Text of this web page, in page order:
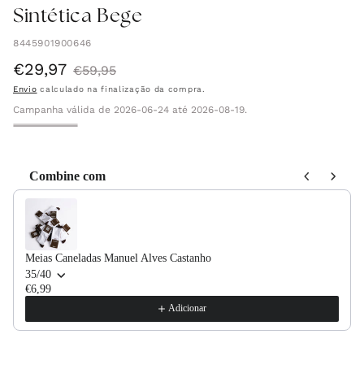
Sintética Bege
8445901900646
Preço
de
saldo
€29,97 Preço
normal
€59,95
Envio calculado na finalização da compra.
Campanha válida de 2026-06-24 até 2026-08-19.
Combine com
Use the Previous and Next buttons to navigate through product recommendations, or scroll horizontally to
Meias Caneladas Manuel Alves Castanho
35/40
€6,99
Adicionar